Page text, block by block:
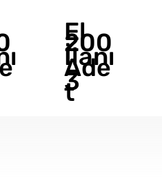
El
İlanı
3
200
Ade
t